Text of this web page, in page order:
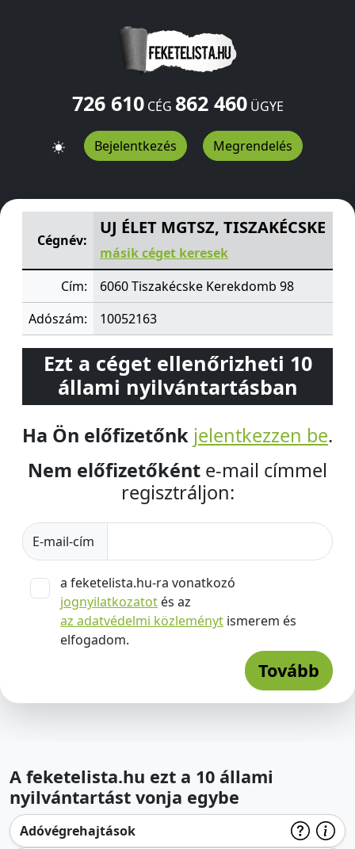
726 610CÉG 862 460ÜGYE
Bejelentkezés Megrendelés
UJ ÉLET MGTSZ, TISZAKÉCSKEKerekdomb 98
Cégnév:
UJ ÉLET MGTSZ, TISZAKÉCSKE
másik céget keresek
Cím:
6060 Tiszakécske Kerekdomb 98
Adószám:
10052163
Ezt a céget ellenőrizheti 10
állami nyilvántartásban
Ha Ön előfizetőnk jelentkezzen be.
Nem előfizetőként e-mail címmel
regisztráljon:
E-mail-cím
a feketelista.hu-ra vonatkozó
jognyilatkozatot és az
az adatvédelmi közleményt ismerem és
elfogadom.
Tovább
A feketelista.hu ezt a 10 állami
nyilvántartást vonja egybe
Adóvégrehajtások